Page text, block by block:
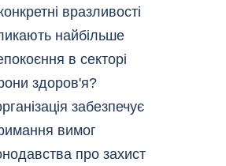
вразливості
найбільше
в секторі
здоров'я?
забезпечує
вимог
про захист